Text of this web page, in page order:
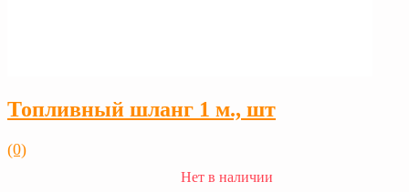
Топливный шланг 1 м., шт
(0)
Нет в наличии